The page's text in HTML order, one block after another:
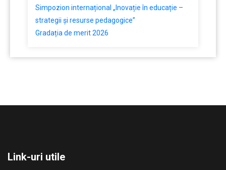
Simpozion internațional „Inovație în educație –
strategii și resurse pedagogice”
Gradația de merit 2026
Link-uri utile